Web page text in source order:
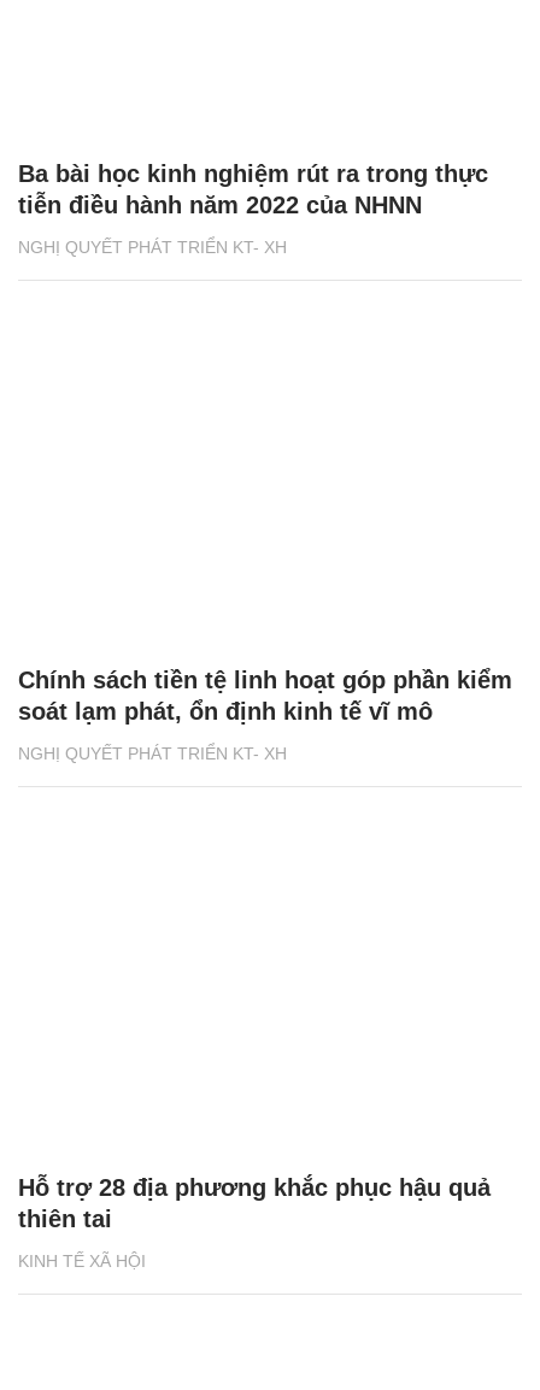
NGHỊ QUYẾT PHÁT TRIỂN KT- XH
Ba bài học kinh nghiệm rút ra trong thực
tiễn điều hành năm 2022 của NHNN
NGHỊ QUYẾT PHÁT TRIỂN KT- XH
Chính sách tiền tệ linh hoạt góp phần kiểm
soát lạm phát, ổn định kinh tế vĩ mô
KINH TẾ XÃ HỘI
Hỗ trợ 28 địa phương khắc phục hậu quả
thiên tai